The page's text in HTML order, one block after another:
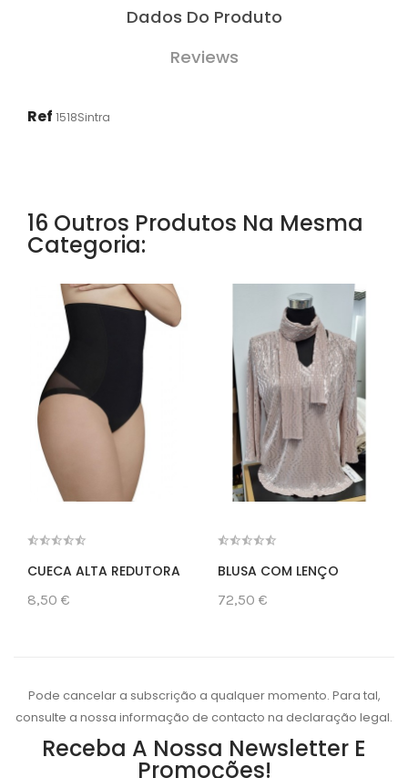
Dados Do Produto
Reviews
Ref 1518Sintra
16 Outros Produtos Na Mesma
Categoria:
CUECA ALTA REDUTORA
8,50 €
BLUSA COM LENÇO
72,50 €
Pode cancelar a subscrição a qualquer momento. Para tal,
consulte a nossa informação de contacto na declaração legal.
Receba A Nossa Newsletter E
Promoções!